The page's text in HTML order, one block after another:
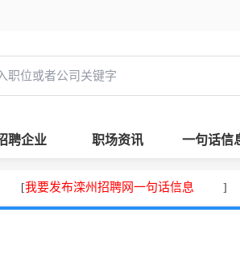
聘企业 职场资讯 一句话信
[我要发布滦州招聘网一句话信息 ]